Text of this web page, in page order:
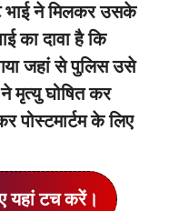
भाई ने मिलकर उसके
का दावा है कि
जहां से पुलिस उसे
मृत्यु घोषित कर
पोस्टमार्टम के लिए
यहां टच करें।